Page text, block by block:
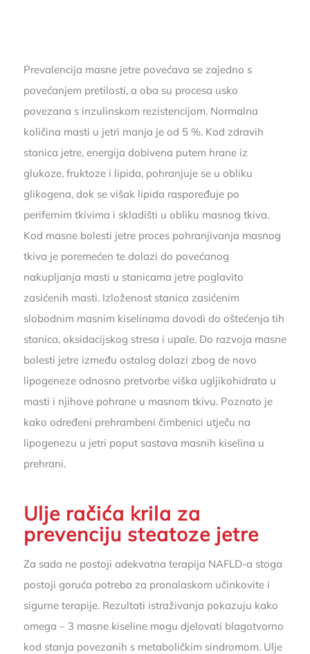
Prevalencija masne jetre povećava se zajedno s
povećanjem pretilosti, a oba su procesa usko
povezana s inzulinskom rezistencijom. Normalna
količina masti u jetri manja je od 5 %. Kod zdravih
stanica jetre, energija dobivena putem hrane iz
glukoze, fruktoze i lipida, pohranjuje se u obliku
glikogena, dok se višak lipida raspoređuje po
perifernim tkivima i skladišti u obliku masnog tkiva.
Kod masne bolesti jetre proces pohranjivanja masnog
tkiva je poremećen te dolazi do povećanog
nakupljanja masti u stanicama jetre poglavito
zasićenih masti. Izloženost stanica zasićenim
slobodnim masnim kiselinama dovodi do oštećenja tih
stanica, oksidacijskog stresa i upale. Do razvoja masne
bolesti jetre između ostalog dolazi zbog de novo
lipogeneze odnosno pretvorbe viška ugljikohidrata u
masti i njihove pohrane u masnom tkivu. Poznato je
kako određeni prehrambeni čimbenici utječu na
lipogenezu u jetri poput sastava masnih kiselina u
prehrani.
Ulje račića krila za
prevenciju steatoze jetre
Za sada ne postoji adekvatna terapija NAFLD-a stoga
postoji goruća potreba za pronalaskom učinkovite i
sigurne terapije. Rezultati istraživanja pokazuju kako
omega – 3 masne kiseline mogu djelovati blagotvorno
kod stanja povezanih s metaboličkim sindromom. Ulje